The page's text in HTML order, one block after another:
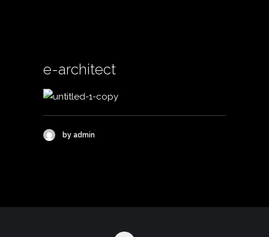
e-architect
by admin